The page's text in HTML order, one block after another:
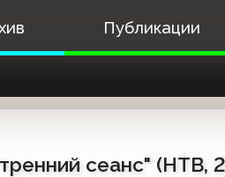
Публикации
сеанс" (НТВ,